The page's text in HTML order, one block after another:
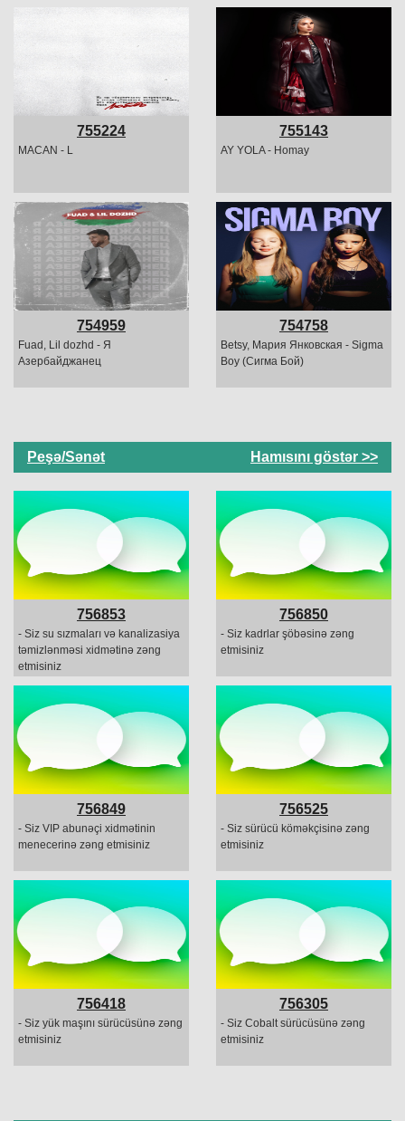
755224
MACAN - L
755143
AY YOLA - Homay
754959
Fuad, Lil dozhd - Я
Азербайджанец
754758
Betsy, Мария Янковская - Sigma
Boy (Сигма Бой)
Peşə/Sənət Hamısını göstər >>
756853
- Siz su sızmaları və kanalizasiya
təmizlənməsi xidmətinə zəng
etmisiniz
756850
- Siz kadrlar şöbəsinə zəng
etmisiniz
756849
- Siz VIP abunəçi xidmətinin
menecerinə zəng etmisiniz
756525
- Siz sürücü köməkçisinə zəng
etmisiniz
756418
- Siz yük maşını sürücüsünə zəng
etmisiniz
756305
- Siz Cobalt sürücüsünə zəng
etmisiniz